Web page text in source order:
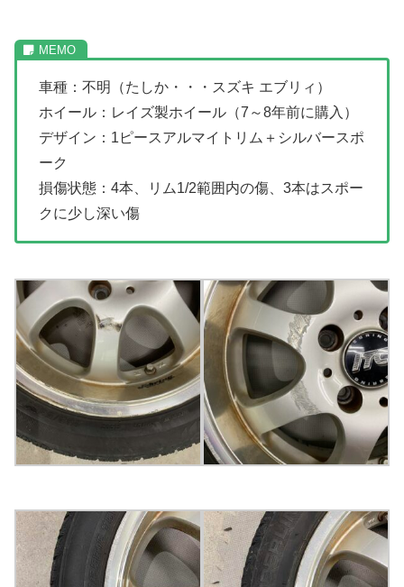
車種：不明（たしか・・・スズキ エブリィ）
ホイール：レイズ製ホイール（7～8年前に購入）
デザイン：1ピースアルマイトリム＋シルバースポ
ーク
損傷状態：4本、リム1/2範囲内の傷、3本はスポー
クに少し深い傷